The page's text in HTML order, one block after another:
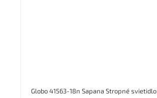
Globo 41563-18n Sapana Stropné svietidlo